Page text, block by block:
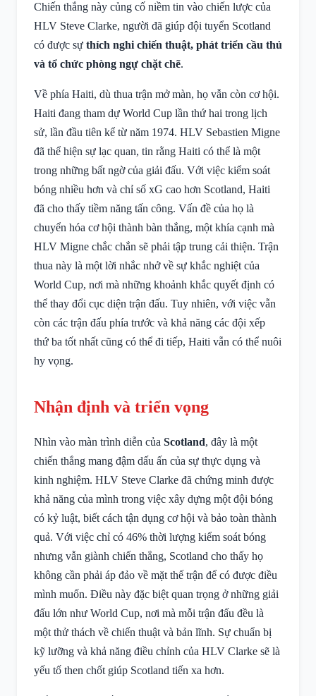
Chiến thắng này củng cố niềm tin vào chiến lược của
HLV Steve Clarke, người đã giúp đội tuyển Scotland
có được sự thích nghi chiến thuật, phát triển cầu thủ
và tổ chức phòng ngự chặt chẽ.
Về phía Haiti, dù thua trận mở màn, họ vẫn còn cơ hội.
Haiti đang tham dự World Cup lần thứ hai trong lịch
sử, lần đầu tiên kể từ năm 1974. HLV Sebastien Migne
đã thể hiện sự lạc quan, tin rằng Haiti có thể là một
trong những bất ngờ của giải đấu. Với việc kiểm soát
bóng nhiều hơn và chỉ số xG cao hơn Scotland, Haiti
đã cho thấy tiềm năng tấn công. Vấn đề của họ là
chuyển hóa cơ hội thành bàn thắng, một khía cạnh mà
HLV Migne chắc chắn sẽ phải tập trung cải thiện. Trận
thua này là một lời nhắc nhở về sự khắc nghiệt của
World Cup, nơi mà những khoảnh khắc quyết định có
thể thay đổi cục diện trận đấu. Tuy nhiên, với việc vẫn
còn các trận đấu phía trước và khả năng các đội xếp
thứ ba tốt nhất cũng có thể đi tiếp, Haiti vẫn có thể nuôi
hy vọng.
Nhận định và triển vọng
Nhìn vào màn trình diễn của Scotland, đây là một
chiến thắng mang đậm dấu ấn của sự thực dụng và
kinh nghiệm. HLV Steve Clarke đã chứng minh được
khả năng của mình trong việc xây dựng một đội bóng
có kỷ luật, biết cách tận dụng cơ hội và bảo toàn thành
quả. Với việc chỉ có 46% thời lượng kiểm soát bóng
nhưng vẫn giành chiến thắng, Scotland cho thấy họ
không cần phải áp đảo về mặt thế trận để có được điều
mình muốn. Điều này đặc biệt quan trọng ở những giải
đấu lớn như World Cup, nơi mà mỗi trận đấu đều là
một thử thách về chiến thuật và bản lĩnh. Sự chuẩn bị
kỹ lưỡng và khả năng điều chỉnh của HLV Clarke sẽ là
yếu tố then chốt giúp Scotland tiến xa hơn.